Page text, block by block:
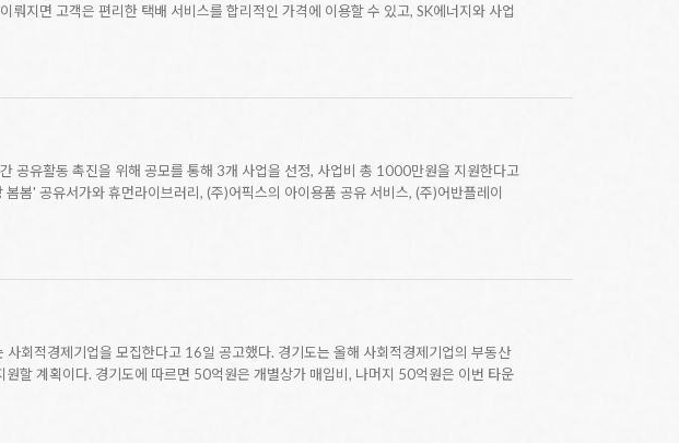
지면 고객은 편리한 택배 서비스를 합리적인 가격에 이용할 수 있고, SK에너지와 사업
공유활동 촉진을 위해 공모를 통해 3개 사업을 선정, 사업비 총 1000만원을 지원한다고
봄' 공유서가와 휴먼라이브러리, (주)어픽스의 아이용품 공유 서비스, (주)어반플레이
회적경제기업을 모집한다고 16일 공고했다. 경기도는 올해 사회적경제기업의 부동산
할 계획이다. 경기도에 따르면 50억원은 개별상가 매입비, 나머지 50억원은 이번 타운